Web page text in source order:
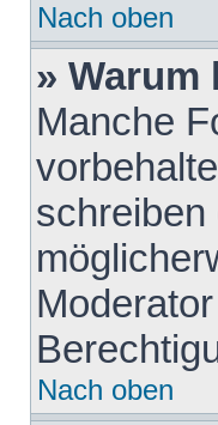
Nach oben
»
Manche
schreiben
Nach oben